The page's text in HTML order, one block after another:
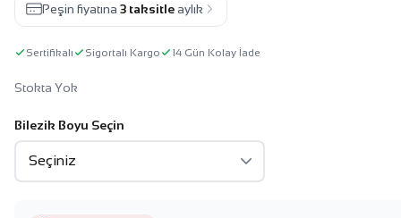
Peşin fiyatına 3 taksitle aylık
Sertifikalı Sigortalı Kargo 14 Gün Kolay İade
Stokta Yok
Bilezik Boyu Seçin